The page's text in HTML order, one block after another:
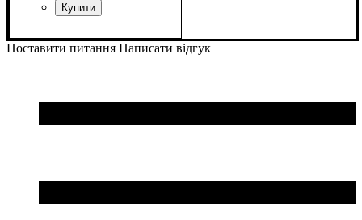
Поставити питання Написати відгук